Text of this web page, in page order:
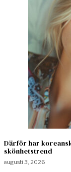
Därför har
skönhetstrend
augusti 3, 2026